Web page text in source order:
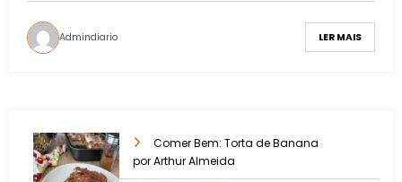
Admindiario LER MAIS
Comer Bem: Torta de Banana
por Arthur Almeida